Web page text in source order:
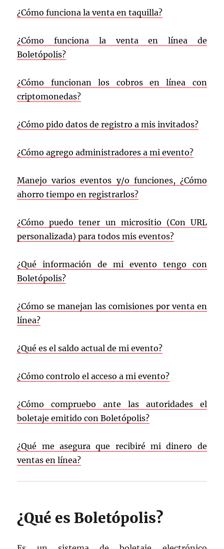
¿Cómo funciona la venta en taquilla?
¿Cómo funciona la venta en línea de
Boletópolis?
¿Cómo funcionan los cobros en línea con
criptomonedas?
¿Cómo pido datos de registro a mis invitados?
¿Cómo agrego administradores a mi evento?
Manejo varios eventos y/o funciones, ¿Cómo
ahorro tiempo en registrarlos?
¿Cómo puedo tener un micrositio (Con URL
personalizada) para todos mis eventos?
¿Qué información de mi evento tengo con
Boletópolis?
¿Cómo se manejan las comisiones por venta en
línea?
¿Qué es el saldo actual de mi evento?
¿Cómo controlo el acceso a mi evento?
¿Cómo compruebo ante las autoridades el
boletaje emitido con Boletópolis?
¿Qué me asegura que recibiré mi dinero de
ventas en línea?
¿Qué es Boletópolis?